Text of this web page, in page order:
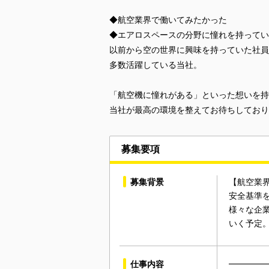
◆航空業界で働いてみたかった
◆エアロスペースの分野に憧れを持って
以前から空の世界に興味を持っていた社
多数活躍している当社。
「航空機に憧れがある」といった想いを
当社が最高の環境を整えてお待ちしてお
募集要項
募集背景
【航空業
安全基準
様々な企
いく予定
仕事内容